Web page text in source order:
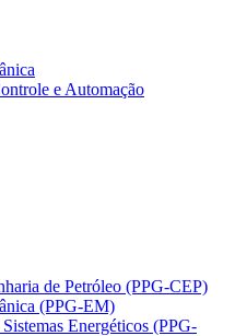
e Automação
de Petróleo (PPG-CEP)
(PPG-EM)
Energéticos (PPG-